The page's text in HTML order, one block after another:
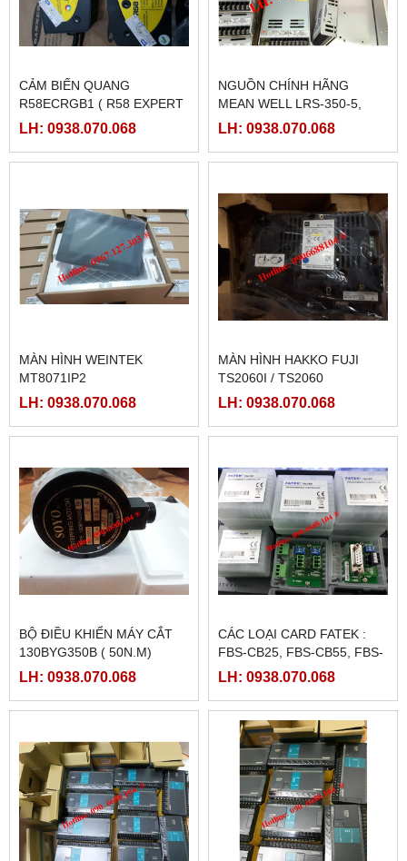
CẢM BIẾN QUANG
R58ECRGB1 ( R58 EXPERT
BANNER)
LH: 0938.070.068
NGUỒN CHÍNH HÃNG
MEAN WELL LRS-350-5,
LRS-350-12, LRS-350-24,
LRS-350-48
LH: 0938.070.068
MÀN HÌNH WEINTEK
MT8071IP2
LH: 0938.070.068
MÀN HÌNH HAKKO FUJI
TS2060I / TS2060
LH: 0938.070.068
BỘ ĐIỀU KHIỂN MÁY CẮT
130BYG350B ( 50N.M)
LH: 0938.070.068
CÁC LOẠI CARD FATEK :
FBS-CB25, FBS-CB55, FBS-
CB2, FBS-CB5
LH: 0938.070.068